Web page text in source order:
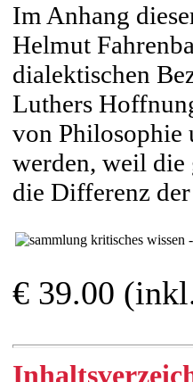
Im Anhang
Helmut
dialektischen
Luthers
von Philosophie
werden, weil die
die Differenz
€ 39.00